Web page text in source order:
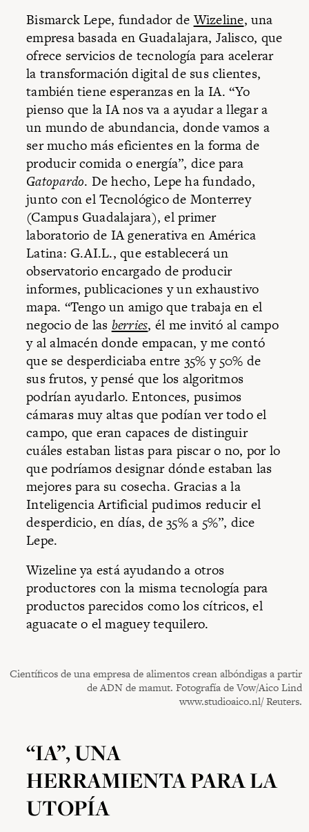
Bismarck Lepe, fundador deWizeline, una
empresa basada en Guadalajara, Jalisco, que
ofrece servicios de tecnología para acelerar
la transformación digital de sus clientes,
también tiene esperanzas en la IA. “Yo
pienso que la IA nos va a ayudar a llegar a
un mundo de abundancia, donde vamos a
ser mucho más eficientes en la forma de
producir comida o energía”, dice para
Gatopardo. De hecho, Lepe ha fundado,
junto con el Tecnológico de Monterrey
(Campus Guadalajara), el primer
laboratorio de IA generativa en América
Latina: G.AI.L., que establecerá un
observatorio encargado de producir
informes, publicaciones y un exhaustivo
mapa. “Tengo un amigo que trabaja en el
negocio de las berries, él me invitó al campo
y al almacén donde empacan, y me contó
que se desperdiciaba entre 35% y 50% de
sus frutos, y pensé que los algoritmos
podrían ayudarlo. Entonces, pusimos
cámaras muy altas que podían ver todo el
campo, que eran capaces de distinguir
cuáles estaban listas para piscar o no, por lo
que podríamos designar dónde estaban las
mejores para su cosecha. Gracias a la
Inteligencia Artificial pudimos reducir el
desperdicio, en días, de 35% a 5%”, dice
Lepe.
Wizeline ya está ayudando a otros
productores con la misma tecnología para
productos parecidos como los cítricos, el
aguacate o el maguey tequilero.
Científicos de una empresa de alimentos crean albóndigas a partir
de ADN de mamut. Fotografía de Vow/Aico Lind
www.studioaico.nl/ Reuters.
“IA”, UNA
HERRAMIENTA PARA LA
UTOPÍA